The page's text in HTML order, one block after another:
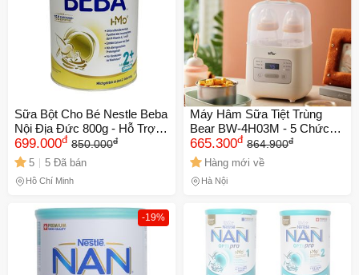
Sữa Bột Cho Bé Nestle Beba
Nội Địa Đức 800g - Hỗ Trợ
Phát Triển Toàn Diện Từ Sơ
Sinh Đến 2 Tuổi, Bổ Sung
Protein Và Dưỡng Chất Thiết
Yếu
699.000đ 850.000đ
5 5 Đã bán
Hồ Chí Minh
Máy Hâm Sữa Tiệt Trùng
Bear BW-4H03M - 5 Chức
Năng: Hâm Nóng, Giữ Ấm,
Hâm Thức Ăn, Rã Đông, Tiệt
Trùng, Thiết Kế Thông Minh
665.300đ 864.900đ
Hàng mới về
Hà Nội
-19%
Số lần áp dụng:1lần
Áp dụng cho đơn hàng từ:
Chỉ áp dụng cho gian hàng:
Ngày hết hạn:
LẤY MÃ NGAY